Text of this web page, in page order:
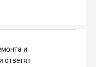
и
ответят